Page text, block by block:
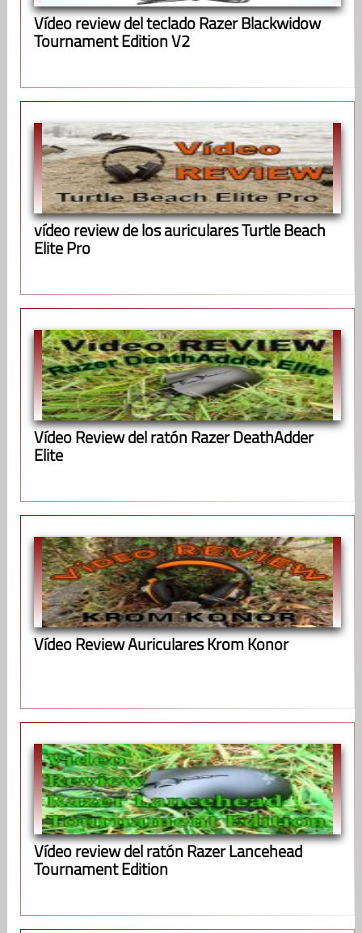
Vídeo review del teclado Razer Blackwidow
Tournament Edition V2
vídeo review de los auriculares Turtle Beach
Elite Pro
Vídeo Review del ratón Razer DeathAdder
Elite
Vídeo Review Auriculares Krom Konor
Vídeo review del ratón Razer Lancehead
Tournament Edition